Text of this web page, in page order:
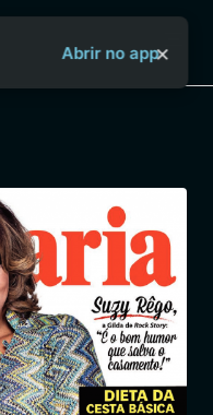
Aya Bancah
Início
Revistas
Jornais
Abrir no app×